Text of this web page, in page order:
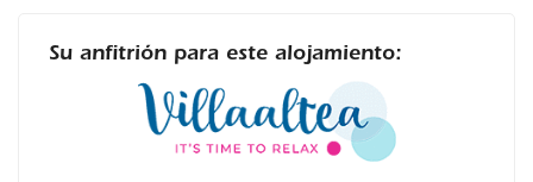
Su anfitrión para este alojamiento: